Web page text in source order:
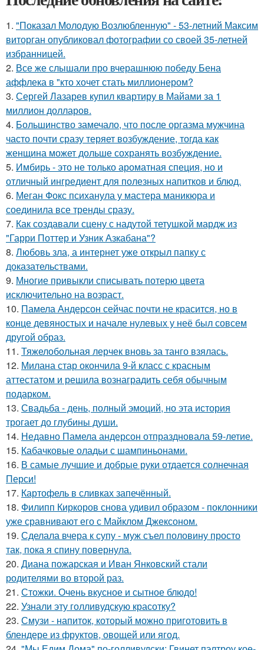
1. "Показал Молодую Возлюбленную" - 53-летний Максим
виторган опубликовал фотографии со своей 35-летней
избранницей.
2. Все же слышали про вчерашнюю победу Бена
аффлека в "кто хочет стать миллионером?
3. Сергей Лазарев купил квартиру в Майами за 1
миллион долларов.
4. Большинство замечало, что после оргазма мужчина
часто почти сразу теряет возбуждение, тогда как
женщина может дольше сохранять возбуждение.
5. Имбирь - это не только ароматная специя, но и
отличный ингредиент для полезных напитков и блюд.
6. Меган Фокс психанула у мастера маникюра и
соединила все тренды сразу.
7. Как создавали сцену с надутой тетушкой мардж из
"Гарри Поттер и Узник Азкабана"?
8. Любовь зла, а интернет уже открыл папку с
доказательствами.
9. Многие привыкли списывать потерю цвета
исключительно на возраст.
10. Памела Андерсон сейчас почти не красится, но в
конце девяностых и начале нулевых у неё был совсем
другой образ.
11. Тяжелобольная лерчек вновь за танго взялась.
12. Милана стар окончила 9-й класс с красным
аттестатом и решила вознаградить себя обычным
подарком.
13. Свадьба - день, полный эмоций, но эта история
трогает до глубины души.
14. Недавно Памела андерсон отпраздновала 59-летие.
15. Кабачковые оладьи с шампиньонами.
16. В самые лучшие и добрые руки отдается солнечная
Перси!
17. Картофель в сливках запечённый.
18. Филипп Киркоров снова удивил образом - поклонники
уже сравнивают его с Майклом Джексоном.
19. Сделала вчера к супу - муж съел половину просто
так, пока я спину повернула.
20. Диана пожарская и Иван Янковский стали
родителями во второй раз.
21. Стожки. Очень вкусное и сытное блюдо!
22. Узнали эту голливудскую красотку?
23. Смузи - напиток, который можно приготовить в
блендере из фруктов, овощей или ягод.